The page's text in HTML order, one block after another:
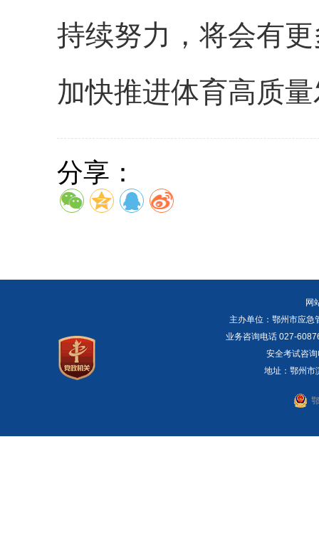
持续努力，将会有
加快推进体育高质
分享：
网
主办单位：鄂州市应
业务咨询电话 027-
安全考试咨
地址：鄂州市